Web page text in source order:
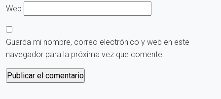
Web
Guarda mi nombre, correo electrónico y web en este
navegador para la próxima vez que comente.